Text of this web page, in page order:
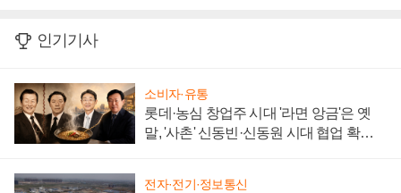
인기기사
소비자·유통
롯데·농심 창업주 시대 '라면 앙금'은 옛
말, '사촌' 신동빈·신동원 시대 협업 확대
전자·전기·정보통신